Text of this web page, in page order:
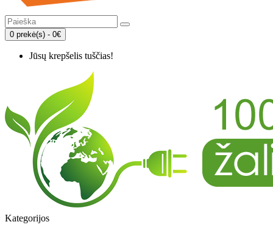
0 prekė(s) - 0€
Jūsų krepšelis tuščias!
Kategorijos